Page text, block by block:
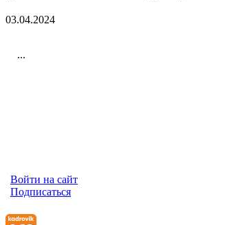
03.04.2024
...
Войти на сайт
Подписаться